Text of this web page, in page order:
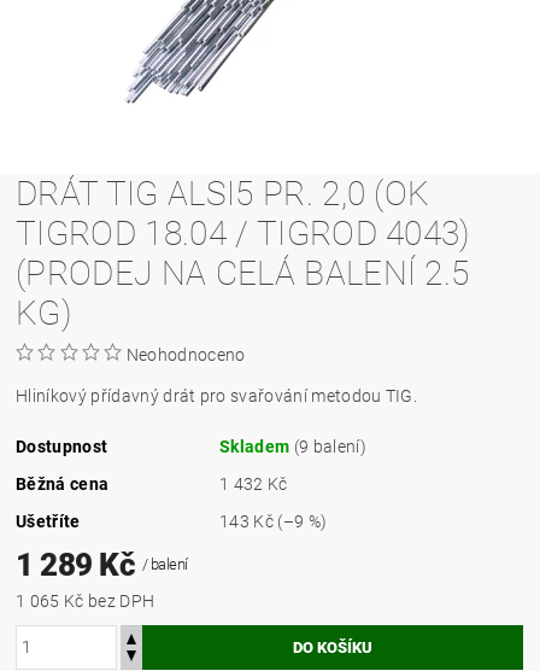
DRÁT TIG ALSI5 PR. 2,0 (OK
TIGROD 18.04 / TIGROD 4043)
(PRODEJ NA CELÁ BALENÍ 2.5
KG)
Neohodnoceno
Hliníkový přídavný drát pro svařování metodou TIG.
Dostupnost Skladem (9 balení)
Běžná cena
1 432 Kč
Ušetříte
143 Kč (–9 %)
1 289 Kč / balení
1 065 Kč bez DPH